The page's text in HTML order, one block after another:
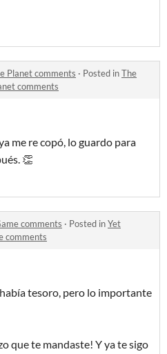
Planet comments · Posted inThe
comments
me re copó, lo guardo para
👏
comments · Posted inYet
comments
tesoro, pero lo importante
que te mandaste! Y ya te sigo